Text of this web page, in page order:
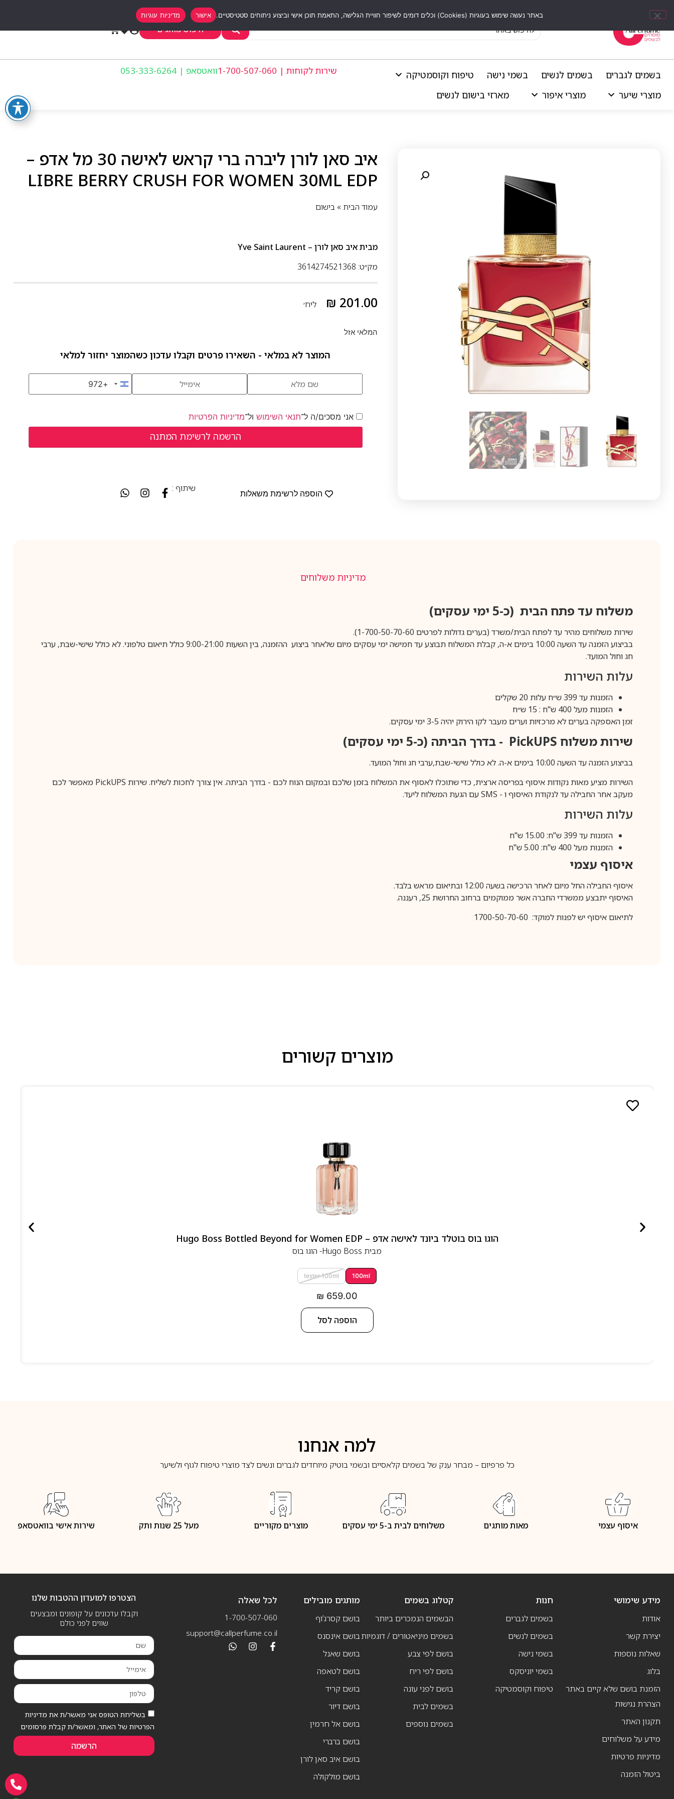
חיפוש מותגים
בשמים לגברים בשמים לנשים בשמי נישה
טיפוח וקוסמטיקה
מוצרי שיער
מוצרי איפור מארזי בישום לנשים
שירות לקוחות | 1-700-507-060 וואטסאפ | 053-333-6264
איב סאן לורן ליברה ברי קראש לאישה 30 מל אדפ –
LIBRE BERRY CRUSH FOR WOMEN 30ML EDP
עמוד הבית » בישום
מביתאיב סאן לורן – Yve Saint Laurent
מק״ט: 3614274521368
₪ 201.00 ליח׳
המלאי אזל
המוצר לא במלאי - השאירו פרטים וקבלו עדכון כשהמוצר יחזור למלאי
Israel +972
+972
אני מסכים/ה ל־תנאי השימוש ול־מדיניות הפרטיות
הוספה לרשימת משאלות
שיתוף :
מדיניות משלוחים
משלוח עד פתח הבית (כ-5 ימי עסקים)
שירות משלוחים מהיר עד לפתח הבית/משרד (בערים גדולות לפרטים 1-700-50-70-60).
בביצוע הזמנה עד השעה 10:00 בימים א-ה, קבלת המשלוח תבוצע עד חמישה ימי עסקים מיום שלאחר ביצוע ההזמנה, בין השעות 9:00-21:00 כולל תיאום טלפוני. לא כולל שישי-שבת, ערבי
חג וחול המועד.
עלות השירות
הזמנות עד 399 ש״ח עלות 20 שקלים
הזמנות מעל 400 ש"ח : 15 ש״ח
זמן האספקה בערים לא מרכזיות וערים מעבר לקו הירוק יהיה 3-5 ימי עסקים.
שירות משלוח PickUPS - בדרך הביתה (כ-5 ימי עסקים)
בביצוע הזמנה עד השעה 10:00 בימים א-ה. לא כולל שישי-שבת,ערבי חג וחול המועד.
השירות מציע מאות נקודות איסוף בפריסה ארצית, כדי שתוכלו לאסוף את המשלוח בזמן שלכם ובמקום הנוח לכם - בדרך הביתה. אין צורך לחכות לשליח. שירות PickUPS מאפשר לכם
מעקב אחר החבילה עד לנקודת האיסוף ו - SMSעם הגעת המשלוח ליעד.
עלות השירות
הזמנות עד 399 ש"ח: 15.00 ש"ח
הזמנות מעל 400 ש"ח: 5.00 ש"ח
איסוף עצמי
איסוף החבילה החל מיום לאחר הרכישה בשעה 12:00 ובתיאום מראש בלבד.
האיסוף יתבצע ממשרדי החברה אשר ממוקמים ברחוב החרושת 25, רעננה.
לתיאום איסוף יש לפנות למוקד: 1700-50-70-60
מוצרים קשורים
הוגו בוס בוטלד ביונד לאישה אדפ – Hugo Boss Bottled Beyond for Women EDP
מבית Hugo Boss- הוגו בוס
100ml
tester 100ml
₪ 659.00
הוספה לסל
למה אנחנו
כל פרפיום – מבחר ענק של בשמים קלאסיים ובשמי בוטיק מיוחדים לגברים ונשים לצד מוצרי טיפוח לגוף ולשיער
איסוף עצמי מאות מותגים משלוחים לבית ב-5 ימי עסקים מוצרים מקוריים מעל 25 שנות ותק שירות אישי בוואטסאפ
מידע שימושי
אודות
יצירת קשר
שאלות נוספות
בלוג
הזמנת בושם שלא קיים באתר
הצהרת נגישות
תקנון האתר
מידע על משלוחים
מדיניות פרטיות
ביטול הזמנה
חנות
בשמים לגברים
בשמים לנשים
בשמי נישה
בשמי יוניסקס
טיפוח וקוסמטיקה
קטלוג בשמים
הבשמים הנמכרים ביותר
בשמים מיניאטורים / דוגמיות
בושם לפי צבע
בושם לפי ריח
בושם לפני עונה
בשמים לבית
בשמים נוספים
מותגים מובילים
בושם קסרג’וף
בושם אינסנס
בושם שאנל
בושם לטאפה
בושם קריד
בושם דיור
בושם אל חרמין
בושם ברברי
בושם איב סאן לורן
בושם מולקולה
לכל שאלה
1-700-507-060
support@callperfume.co.il
הצטרפו למועדון ההטבות שלנו
וקבלו עדכונים על קופונים ומבצעים
שווים לפני כולם
בשליחת הטופס אני מאשר/ת את מדיניות
הפרטיות של האתר, ומאשר/ת קבלת פרסומים
הרשמה
באתר נעשה שימוש בעוגיות (Cookies) וכלים דומים לשיפור חוויית הגלישה, התאמת תוכן אישי וביצוע ניתוחים סטטיסטיים. אישור מדיניות עוגיות